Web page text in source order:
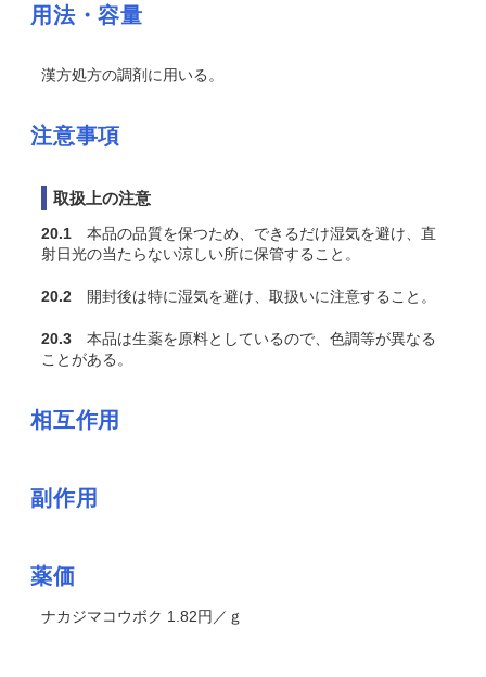
用法・容量
漢方処方の調剤に用いる。
注意事項
取扱上の注意
20.1 本品の品質を保つため、できるだけ湿気を避け、直
射日光の当たらない涼しい所に保管すること。
20.2 開封後は特に湿気を避け、取扱いに注意すること。
20.3 本品は生薬を原料としているので、色調等が異なる
ことがある。
相互作用
副作用
薬価
ナカジマコウボク 1.82円／ｇ